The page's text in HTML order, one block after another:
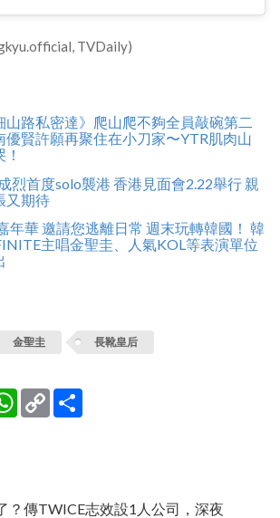
TVDaily)
山路私密達》爬山爬不夠全員敲碗第二
優賢許願再聚住在小刀家〜YTR肌肉山
烈首度solo襲港 香港見面會2.22舉行 親
又期待
年華 邀請您逃離日常 週末玩轉韓國！ 韓
主唱金聖圭、人氣KOL等表演單位
金聖圭 長靴皇后
WhatsApp
Copy
Link
？傳TWICE志效設1人公司，深夜